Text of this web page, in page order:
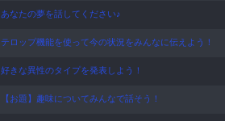
あなたの夢を話してください♪
テロップ機能を使って今の状況をみんなに伝えよう！
好きな異性のタイプを発表しよう！
【お題】趣味についてみんなで話そう！